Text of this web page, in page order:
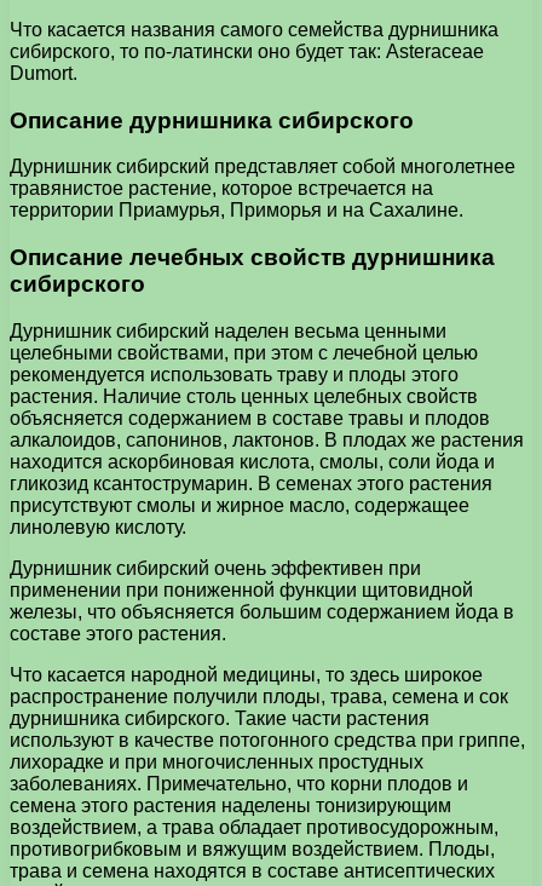
Что касается названия самого семейства дурнишника
сибирского, то по-латински оно будет так: Asteraceae
Dumort.
Описание дурнишника сибирского
Дурнишник сибирский представляет собой многолетнее
травянистое растение, которое встречается на
территории Приамурья, Приморья и на Сахалине.
Описание лечебных свойств дурнишника
сибирского
Дурнишник сибирский наделен весьма ценными
целебными свойствами, при этом с лечебной целью
рекомендуется использовать траву и плоды этого
растения. Наличие столь ценных целебных свойств
объясняется содержанием в составе травы и плодов
алкалоидов, сапонинов, лактонов. В плодах же растения
находится аскорбиновая кислота, смолы, соли йода и
гликозид ксантострумарин. В семенах этого растения
присутствуют смолы и жирное масло, содержащее
линолевую кислоту.
Дурнишник сибирский очень эффективен при
применении при пониженной функции щитовидной
железы, что объясняется большим содержанием йода в
составе этого растения.
Что касается народной медицины, то здесь широкое
распространение получили плоды, трава, семена и сок
дурнишника сибирского. Такие части растения
используют в качестве потогонного средства при гриппе,
лихорадке и при многочисленных простудных
заболеваниях. Примечательно, что корни плодов и
семена этого растения наделены тонизирующим
воздействием, а трава обладает противосудорожным,
противогрибковым и вяжущим воздействием. Плоды,
трава и семена находятся в составе антисептических